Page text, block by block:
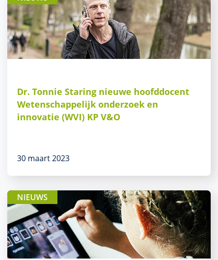
Dr. Tonnie Staring nieuwe hoofddocent
Wetenschappelijk onderzoek en
innovatie (WVI) KP V&O
30 maart 2023
NIEUWS